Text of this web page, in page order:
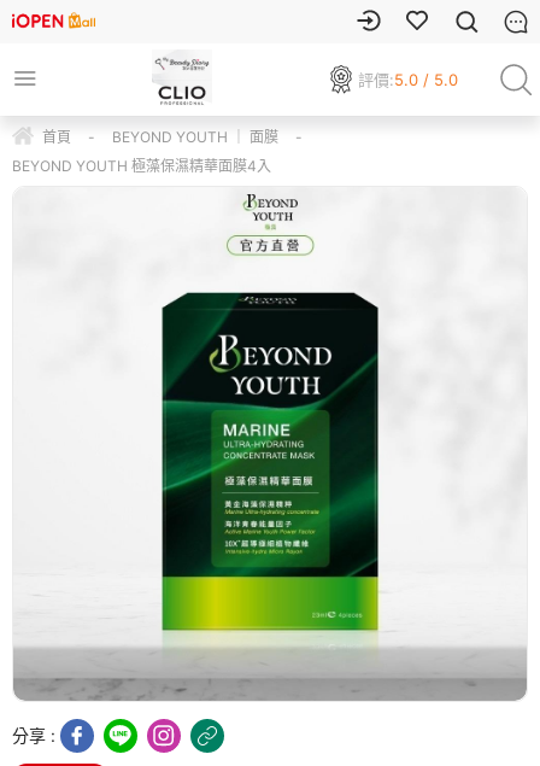
評價:5.0 / 5.0
首頁 - BEYOND YOUTH ｜ 面膜
-
BEYOND YOUTH 極藻保濕精華面膜4入
分享 :